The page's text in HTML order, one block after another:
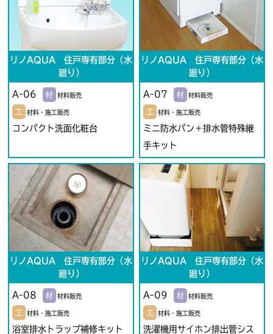
リノAQUA 住戸専有部分（水
廻り）
A-06 材 材料販売
工 材料・施工販売
コンパクト洗面化粧台
リノAQUA 住戸専有部分（水
廻り）
A-07 材 材料販売
工 材料・施工販売
ミニ防水パン＋排水管特殊継
手キット
リノAQUA 住戸専有部分（水
廻り）
A-08 材 材料販売
工 材料・施工販売
浴室排水トラップ補修キット
リノAQUA 住戸専有部分（水
廻り）
A-09 材 材料販売
工 材料・施工販売
洗濯機用サイホン排出管シス